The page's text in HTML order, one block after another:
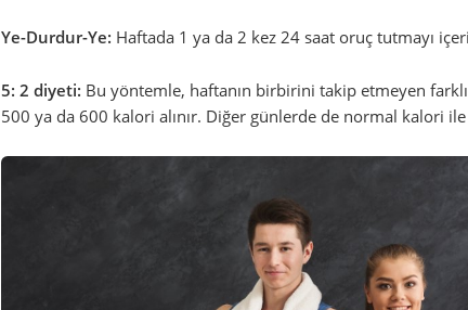
Ye-Durdur-Ye: Haftada 1 ya da 2 kez 24 saat oruç tutmayı
5: 2 diyeti: Bu yöntemle, haftanın birbirini takip etmeyen
500 ya da 600 kalori alınır. Diğer günlerde de normal kalori